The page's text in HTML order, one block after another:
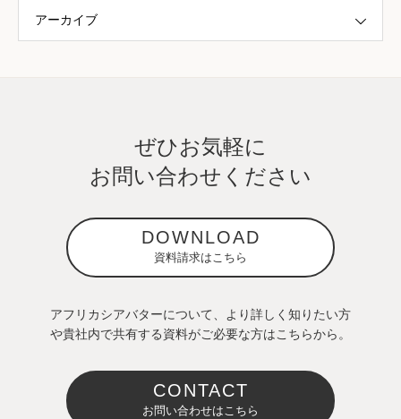
アーカイブ
ぜひお気軽に
お問い合わせください
DOWNLOAD
資料請求はこちら
アフリカシアバターについて、より詳しく知りたい方
や貴社内で共有する資料がご必要な方はこちらから。
CONTACT
お問い合わせはこちら